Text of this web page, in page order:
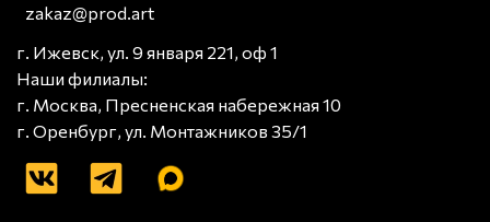
zakaz@prod.art
г. Ижевск, ул. 9 января 221, оф 1
Наши филиалы:
г. Москва, Пресненская набережная 10
г. Оренбург, ул. Монтажников 35/1